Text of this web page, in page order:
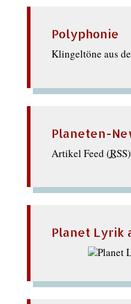
Polyphonie
Klingeltöne aus
Planeten-
Artikel Feed (RSS)
Planet Lyrik